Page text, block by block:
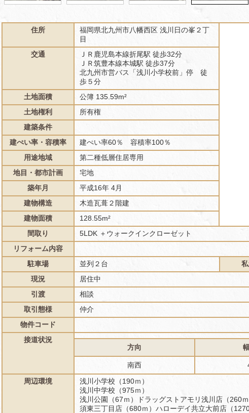
住所
福岡県北九州市八幡西区 浅川日の峯２丁
目
交通
ＪＲ鹿児島本線折尾駅 徒歩32分
ＪＲ筑豊本線本城駅 徒歩37分
北九州市営バス「浅川小学校前」停 徒
歩５分
土地面積
公簿 135.59m²
土地権利
所有権
建築条件
建ぺい率・容積率
建ぺい率60％ 容積率100％
用途地域
第二種低層住居専用
地目・都市計画
宅地
築年月
平成16年 4月
建物構造
木造瓦葺２階建
建物面積
128.55m²
間取り
5LDK ＋ウォークインクローゼット
リフォーム内容
駐車場
並列２台
現況
居住中
引渡
相談
取引態様
仲介
物件コード
接道状況
方向
南西
周辺環境
浅川小学校（190ｍ）
浅川中学校（975ｍ）
浅川公園（67ｍ）ドラッグストアモリ浅川店（260
須東三丁目店（680ｍ）ハローデイ共立大前店（